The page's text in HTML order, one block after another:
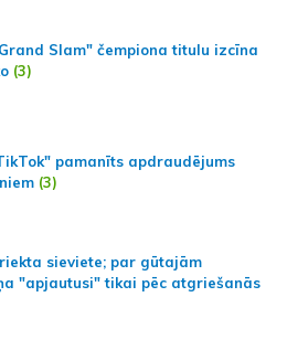
Slam" čempiona titulu izcīna
(3)
pamanīts apdraudējums
(3)
sieviete; par gūtajām
"apjautusi" tikai pēc atgriešanās